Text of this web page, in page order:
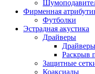
Фирменная
Футболки
Эстрадная акустика
Драйверы
Драйверы
Раскрыв
Защитные
Коаксиалы